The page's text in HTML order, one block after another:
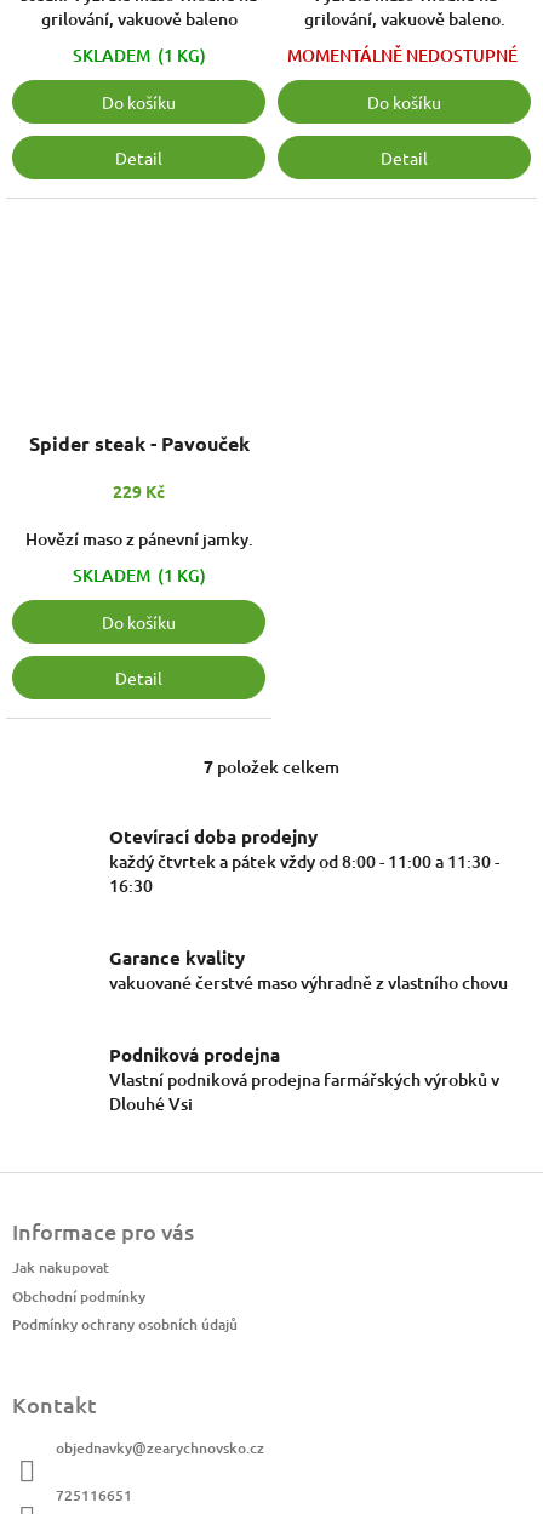
grilování, vakuově baleno
SKLADEM (1 KG)
Do košíku
Detail
grilování, vakuově baleno.
MOMENTÁLNĚ NEDOSTUPNÉ
Do košíku
Detail
Spider steak - Pavouček
229 Kč
Hovězí maso z pánevní jamky.
SKLADEM (1 KG)
Do košíku
Detail
O
á
d
r
y
v
s
7 položek celkem
Otevírací doba prodejny
každý čtvrtek a pátek vždy od 8:00 - 11:00 a 11:30 -
16:30
Garance kvality
vakuované čerstvé maso výhradně z vlastního chovu
Podniková prodejna
Vlastní podniková prodejna farmářských výrobků v
Dlouhé Vsi
Informace pro vás
Jak nakupovat
Obchodní podmínky
Podmínky ochrany osobních údajů
Kontakt
objednavky@zearychnovsko.cz
725116651